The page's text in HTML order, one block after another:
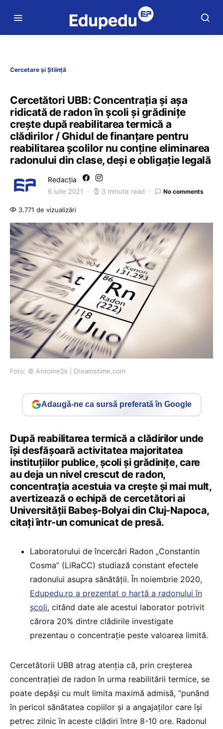
Cercetare și Știință
Cercetători UBB: Concentrația și așa
ridicată de radon în școli și grădinițe
crește după reabilitarea termică a
clădirilor / Ghidul de finanțare pentru
reabilitarea școlilor nu conține eliminarea
radonului din clase, deși e obligație legală
Redacția
6 iulie 2021 3 minute read No comments
3.771 de vizualizări
Foto: © Antoine2k | Dreamstime.com
Adaugă-ne ca sursă preferată în Google
După reabilitarea termică a clădirilor unde
își desfășoară activitatea majoritatea
instituțiilor publice, școli și grădinițe, care
au deja un nivel crescut de radon,
concentrația acestuia va crește și mai mult,
avertizează o echipă de cercetători ai
Universității Babeș-Bolyai din Cluj-Napoca,
citați într-un comunicat de presă.
Laboratorului de încercări Radon „Constantin
Cosma” (LiRaCC) studiază constant efectele
radonului asupra sănătății. În noiembrie 2020,
Edupedu.ro a prezentat o hartă a radonului în
școli, citând date ale acestui laborator potrivit
cărora 20% dintre clădirile investigate
prezentau o concentrație peste valoarea limită.
Cercetătorii UBB atrag atenția că, prin creșterea
concentrației de radon în urma reabilitării termice, se
poate depăși cu mult limita maximă admisă, “punând
în pericol sănătatea copiilor și a angajaților care își
petrec zilnic în aceste clădiri între 8-10 ore. Radonul